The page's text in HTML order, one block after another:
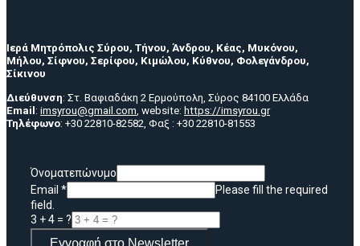
Ιερά Μητρόπολις Σύρου, Τήνου, Άνδρου, Κέας, Μυκόνου,
Μήλου, Σίφνου, Σερίφου, Κιμώλου, Κύθνου, Φολεγάνδρου,
Σίκινου
Διεύθυνση: Στ. Βαφιαδάκη 2 Ερμούπολη, Σύρος 84100 Ελλάδα
Email : imsyrou@gmail.com, website: https://imsyrou.gr
Τηλέφωνο: +30 22810-82582, Φαξ : +30 22810-81553
Όνοματεπώνυμο
Email *
Please fill the required
field.
3 + 4 = ?